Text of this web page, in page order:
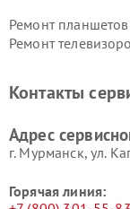
Ремонт планшетов
Ремонт
Контакты
Адрес
г. Мурманск, ул.
Горячая линия: